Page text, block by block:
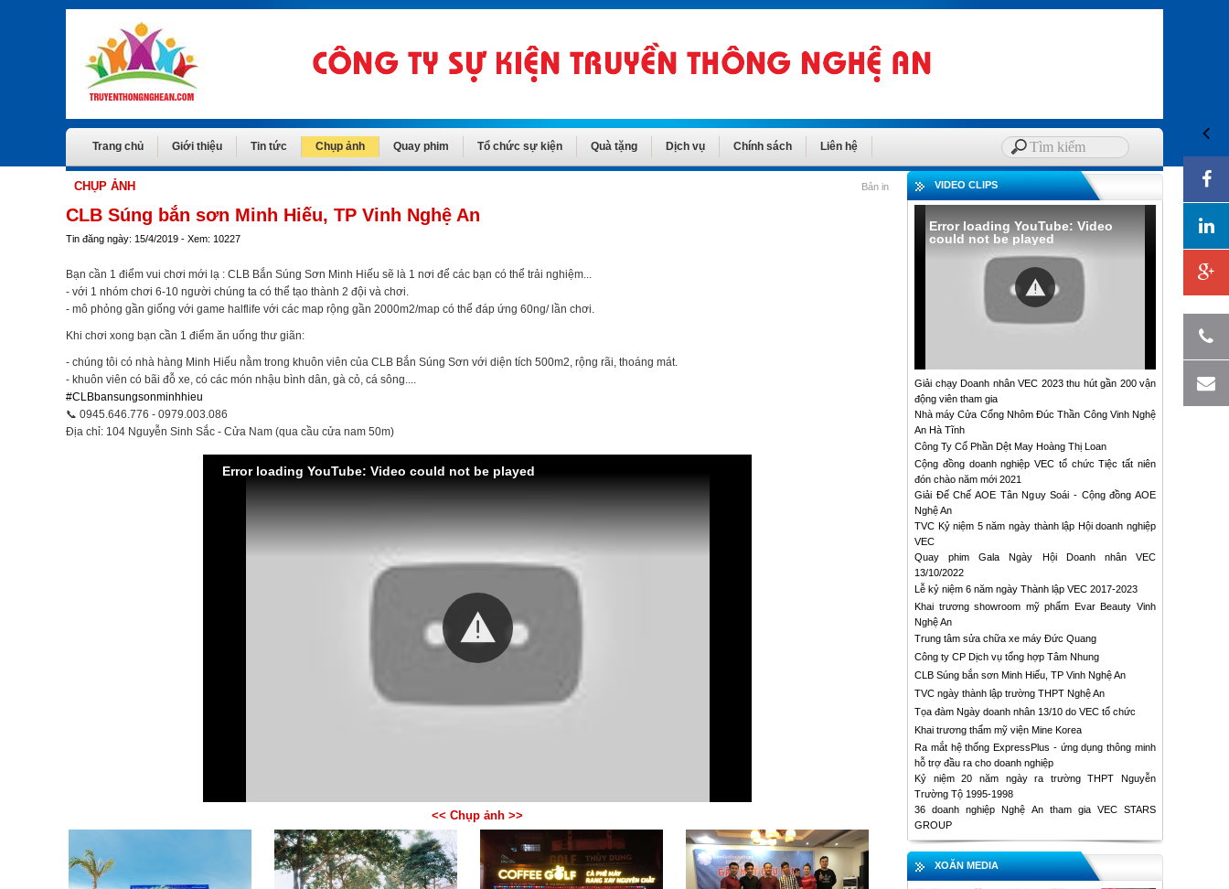
Trang chủ Giới thiệu Tin tức Chụp ảnh Quay phim Tổ chức sự kiện Quà tặng Dịch vụ Chính sách Liên hệ
CHỤP ẢNH Bản in
CLB Súng bắn sơn Minh Hiếu, TP Vinh Nghệ An
Tin đăng ngày: 15/4/2019 - Xem: 10227
Bạn cần 1 điểm vui chơi mới lạ : CLB Bắn Súng Sơn Minh Hiếu sẽ là 1 nơi để các bạn có thể trải nghiệm...
- với 1 nhóm chơi 6-10 người chúng ta có thể tạo thành 2 đội và chơi.
- mô phỏng gần giống với game halflife với các map rộng gần 2000m2/map có thể đáp ứng 60ng/ lần chơi.
Khi chơi xong bạn cần 1 điểm ăn uống thư giãn:
- chúng tôi có nhà hàng Minh Hiếu nằm trong khuôn viên của CLB Bắn Súng Sơn với diện tích 500m2, rộng rãi, thoáng mát.
- khuôn viên có bãi đỗ xe, có các món nhậu bình dân, gà cỏ, cá sông....
#CLBbansungsonminhhieu
📞 ‭0945.646.776‬ - 0979.003.086
Địa chỉ: 104 Nguyễn Sinh Sắc - Cửa Nam (qua cầu cửa nam 50m)
Error loading YouTube: Video could not be played
<< Chụp ảnh >>
VIDEO CLIPS
Error loading YouTube: Video
could not be played
Giải chạy Doanh nhân VEC 2023 thu hút gần 200 vận
động viên tham gia
Nhà máy Cửa Cổng Nhôm Đúc Thần Công Vinh Nghệ
An Hà Tĩnh
Công Ty Cổ Phần Dệt May Hoàng Thị Loan
Cộng đồng doanh nghiệp VEC tổ chức Tiệc tất niên
đón chào năm mới 2021
Giải Đế Chế AOE Tân Nguy Soái - Cộng đồng AOE
Nghệ An
TVC Kỷ niệm 5 năm ngày thành lập Hội doanh nghiệp
VEC
Quay phim Gala Ngày Hội Doanh nhân VEC
13/10/2022
Lễ kỷ niệm 6 năm ngày Thành lập VEC 2017-2023
Khai trương showroom mỹ phẩm Evar Beauty Vinh
Nghệ An
Trung tâm sửa chữa xe máy Đức Quang
Công ty CP Dịch vụ tổng hợp Tâm Nhung
CLB Súng bắn sơn Minh Hiếu, TP Vinh Nghệ An
TVC ngày thành lập trường THPT Nghệ An
Tọa đàm Ngày doanh nhân 13/10 do VEC tổ chức
Khai trương thẩm mỹ viện Mine Korea
Ra mắt hệ thống ExpressPlus - ứng dụng thông minh
hỗ trợ đầu ra cho doanh nghiệp
Kỷ niệm 20 năm ngày ra trường THPT Nguyễn
Trường Tộ 1995-1998
36 doanh nghiệp Nghệ An tham gia VEC STARS
GROUP
XOĂN MEDIA